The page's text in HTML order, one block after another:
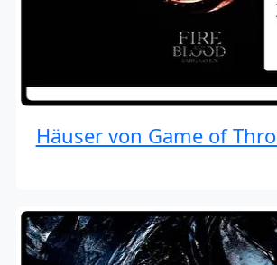
Häuser von Game of